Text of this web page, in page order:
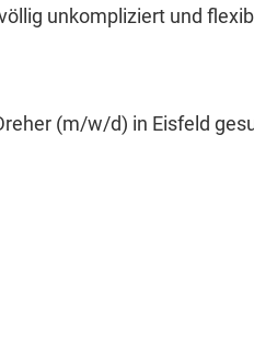
unkompliziert und
(m/w/d) in Eisfeld